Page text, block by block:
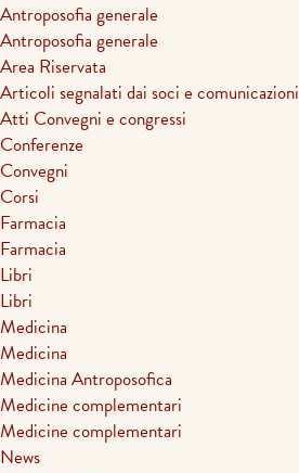
Antroposofia generale
Antroposofia generale
Area Riservata
Articoli segnalati dai soci e comunicazioni
Atti Convegni e congressi
Conferenze
Convegni
Corsi
Farmacia
Farmacia
Libri
Libri
Medicina
Medicina
Medicina Antroposofica
Medicine complementari
Medicine complementari
News